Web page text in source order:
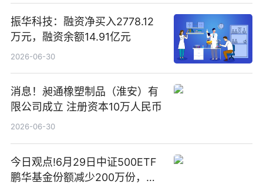
振华科技：融资净买入2778.12
万元，融资余额14.91亿元
2026-06-30
消息！昶通橡塑制品（淮安）有
限公司成立 注册资本10万人民币
2026-06-30
今日观点!6月29日中证500ETF
鹏华基金份额减少200万份，重